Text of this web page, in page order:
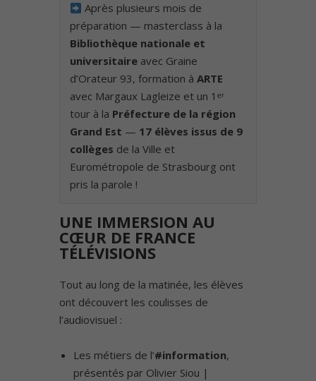
Après plusieurs mois de
préparation — masterclass à la
Bibliothèque nationale et
universitaire avec Graine
d’Orateur 93, formation à ARTE
avec Margaux Lagleize et un 1ᵉʳ
tour à la Préfecture de la région
Grand Est — 17 élèves issus de 9
collèges de la Ville et
Eurométropole de Strasbourg ont
pris la parole !
UNE IMMERSION AU
CŒUR DE FRANCE
TÉLÉVISIONS
Tout au long de la matinée, les élèves
ont découvert les coulisses de
l’audiovisuel :
Les métiers de l’#information,
présentés par Olivier Siou |